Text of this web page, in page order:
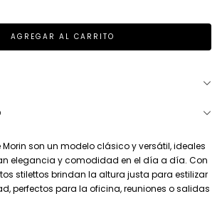
Morin son un modelo clásico y versátil, ideales
elegancia y comodidad en el día a día. Con
stilettos brindan la altura justa para estilizar
perfectos para la oficina, reuniones o salidas